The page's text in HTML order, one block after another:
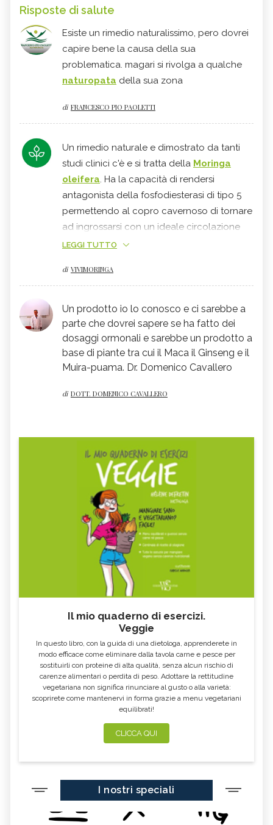
Risposte di salute
Esiste un rimedio naturalissimo, pero dovrei
capire bene la causa della sua
problematica. magari si rivolga a qualche
naturopata della sua zona
di FRANCESCO PIO PAOLETTI
Un rimedio naturale e dimostrato da tanti
studi clinici c'è e si tratta della Moringa
oleifera. Ha la capacità di rendersi
antagonista della fosfodiesterasi di tipo 5
permettendo al copro cavernoso di tornare
ad ingrossarsi con un ideale circolazione
sanguigna che garantisce la durata nel
consigliato, se non sono presente
conseguenza di qualche cura
farmacologica, la Moringa, con 10/15 gg di
assunzione, garantisce il recupero
completo senza utilizzare prodotto chimici
e senza essere vincolati nel tempo di
fisiologica funzionalità sessuale.
LEGGI TUTTO
di VIVIMORINGA
Un prodotto io lo conosco e ci sarebbe a
parte che dovrei sapere se ha fatto dei
dosaggi ormonali e sarebbe un prodotto a
base di piante tra cui il Maca il Ginseng e il
Muira-puama. Dr. Domenico Cavallero
di DOTT. DOMENICO CAVALLERO
Il mio quaderno di esercizi.
Veggie
In questo libro, con la guida di una dietologa, apprenderete in
modo efficace come eliminare dalla tavola carne e pesce per
sostituirli con proteine di alta qualità, senza alcun rischio di
carenze alimentari o perdita di peso. Adottare la rettitudine
vegetariana non significa rinunciare al gusto o alla varietà:
scoprirete come mantenervi in forma grazie a menu vegetariani
equilibrati!
CLICCA QUI
I nostri speciali